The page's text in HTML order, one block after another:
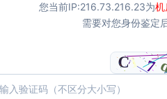
您当前IP:216.73.216.23为机
需要对您身份鉴定